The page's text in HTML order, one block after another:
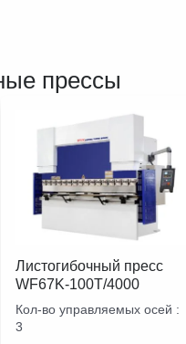
прессы
Листогибочный пресс
WF67K-100T/4000
Кол-во управляемых осей :
3